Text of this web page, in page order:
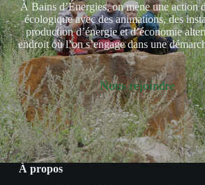
À Bains d’Énergies, on mène une action
écologique avec des animations, des
production d’énergie et d’économie
endroit où l’on s’engage dans une
Nous rejoindre
À propos